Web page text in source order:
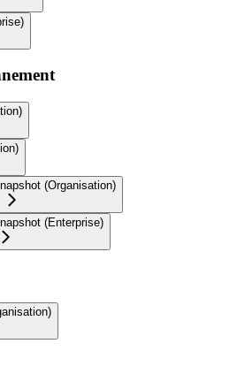
(Organisation)
(Enterprise)